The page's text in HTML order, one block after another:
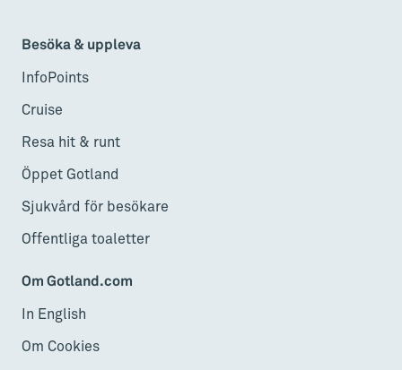
Besöka & uppleva
InfoPoints
Cruise
Resa hit & runt
Öppet Gotland
Sjukvård för besökare
Offentliga toaletter
Om Gotland.com
In English
Om Cookies